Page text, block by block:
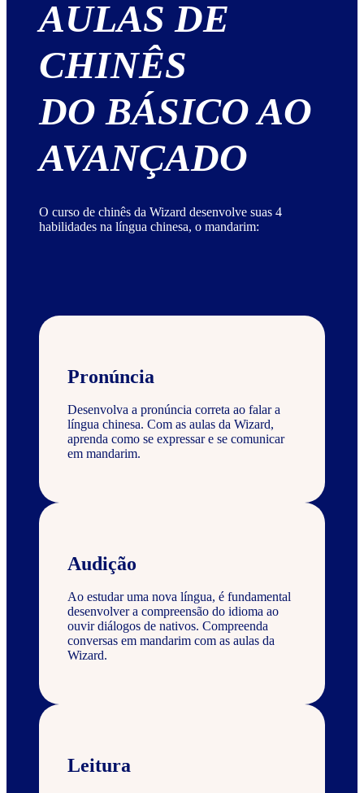
AULAS DE
CHINÊS
DO BÁSICO AO
AVANÇADO
O curso de chinês da Wizard desenvolve suas 4
habilidades na língua chinesa, o mandarim:
Pronúncia
Desenvolva a pronúncia correta ao falar a
língua chinesa. Com as aulas da Wizard,
aprenda como se expressar e se comunicar
em mandarim.
Audição
Ao estudar uma nova língua, é fundamental
desenvolver a compreensão do idioma ao
ouvir diálogos de nativos. Compreenda
conversas em mandarim com as aulas da
Wizard.
Leitura